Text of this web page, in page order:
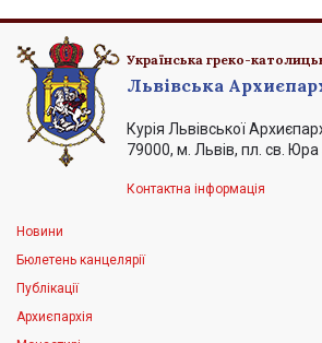
Українська греко-
Львівська
Курія Львівської
79000, м. Львів, пл. св. Юра
Контактна інформація
Новини
Бюлетень канцелярії
Публікації
Архиєпархія